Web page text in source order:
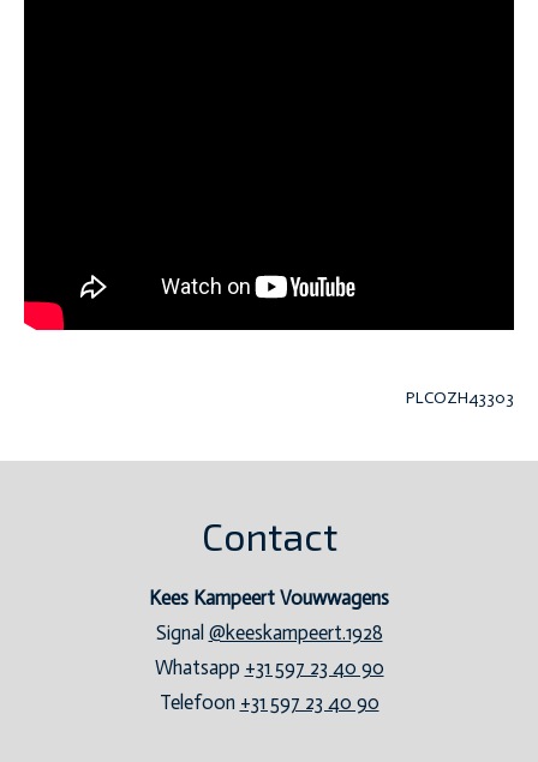
PLCOZH43303
Contact
Kees Kampeert Vouwwagens
Signal @keeskampeert.1928
Whatsapp +31 597 23 40 90
Telefoon +31 597 23 40 90